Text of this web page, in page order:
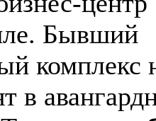
Бывший
комплекс
в